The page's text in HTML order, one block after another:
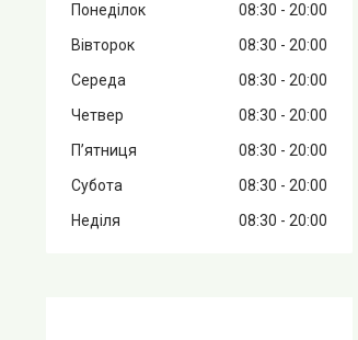
Понеділок 08:30
20:00
Вівторок
08:30
20:00
Середа
08:30
20:00
Четвер
08:30
20:00
Пʼятниця
08:30
20:00
Субота
08:30
20:00
Неділя
08:30 20:00